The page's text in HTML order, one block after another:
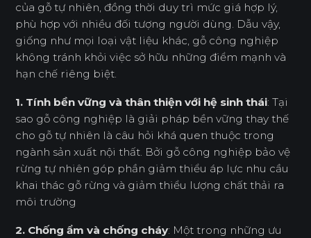
của gỗ tự nhiên, đồng thời duy trì mức giá hợp lý,
phù hợp với nhiều đối tượng người dùng. Dẫu vậy,
giống như mọi loại vật liệu khác, gỗ công nghiệp
không tránh khỏi việc sở hữu những điểm mạnh và
hạn chế riêng biệt.
1. Tính bền vững và thân thiện với hệ sinh thái: Tại
sao gỗ công nghiệp là giải pháp bền vững thay thế
cho gỗ tự nhiên là câu hỏi khá quen thuộc trong
ngành sản xuất nội thất. Bởi gỗ công nghiệp bảo vệ
rừng tự nhiên góp phần giảm thiểu áp lực nhu cầu
khai thác gỗ rừng và giảm thiểu lượng chất thải ra
môi trường
2. Chống ẩm và chống cháy: Một trong những ưu